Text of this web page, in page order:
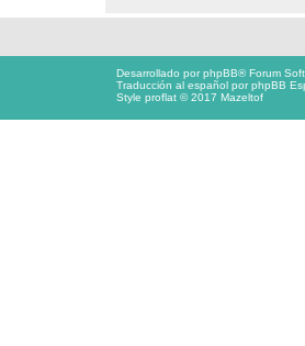
Desarrollado porphpBB® Forum
Traducción al español porphpBB
Style proflat © 2017 Mazeltof